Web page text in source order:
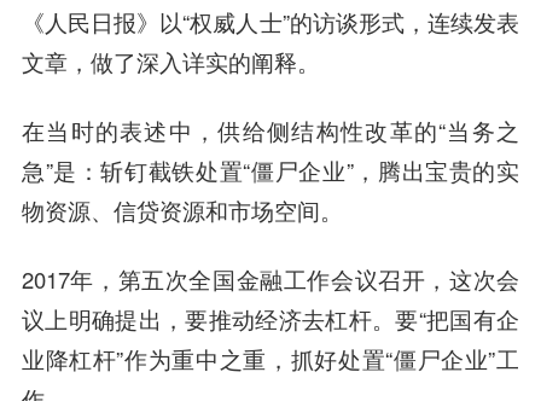
《人民日报》以“权威人士”的访谈形式，连续发表
文章，做了深入详实的阐释。
在当时的表述中，供给侧结构性改革的“当务之
急”是：斩钉截铁处置“僵尸企业”，腾出宝贵的实
物资源、信贷资源和市场空间。
2017年，第五次全国金融工作会议召开，这次会
议上明确提出，要推动经济去杠杆。要“把国有企
业降杠杆”作为重中之重，抓好处置“僵尸企业”工